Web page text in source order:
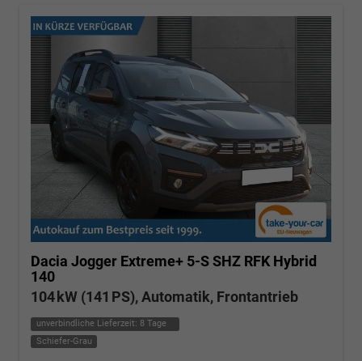
Dacia Jogger Extreme+ 5-S SHZ RFK Hybrid
140
104 kW (141 PS), Automatik, Frontantrieb
unverbindliche Lieferzeit: 8 Tage
Schiefer-Grau